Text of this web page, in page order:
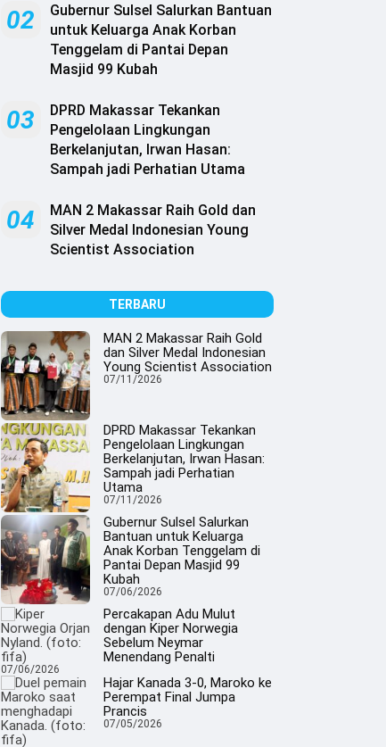
02
Gubernur Sulsel Salurkan Bantuan
untuk Keluarga Anak Korban
Tenggelam di Pantai Depan
Masjid 99 Kubah
03
DPRD Makassar Tekankan
Pengelolaan Lingkungan
Berkelanjutan, Irwan Hasan:
Sampah jadi Perhatian Utama
04
MAN 2 Makassar Raih Gold dan
Silver Medal Indonesian Young
Scientist Association
TERBARU
MAN 2 Makassar Raih Gold
dan Silver Medal Indonesian
Young Scientist Association
07/11/2026
DPRD Makassar Tekankan
Pengelolaan Lingkungan
Berkelanjutan, Irwan Hasan:
Sampah jadi Perhatian
Utama
07/11/2026
Gubernur Sulsel Salurkan
Bantuan untuk Keluarga
Anak Korban Tenggelam di
Pantai Depan Masjid 99
Kubah
07/06/2026
Percakapan Adu Mulut
dengan Kiper Norwegia
Sebelum Neymar
Menendang Penalti
07/06/2026
Hajar Kanada 3-0, Maroko ke
Perempat Final Jumpa
Prancis
07/05/2026